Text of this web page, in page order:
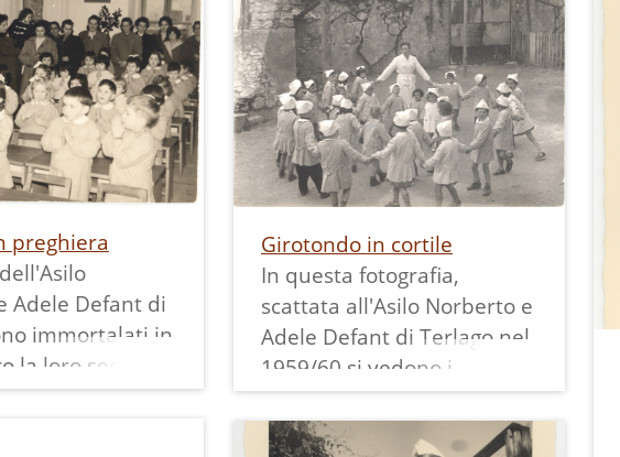
preghiera
Adele Defant di
immortalati in
la loro sedia,
file da 4
Girotondo in cortile
In questa fotografia,
scattata all'Asilo Norberto e
Adele Defant di Terlago nel
1959/60 si vedono i
bambini fare un doppio
girotondo in cortile con la